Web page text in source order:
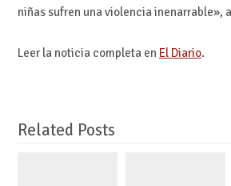
niñas sufren una violencia inenarrable»,
Leer la noticia completa en El Diario.
Related Posts